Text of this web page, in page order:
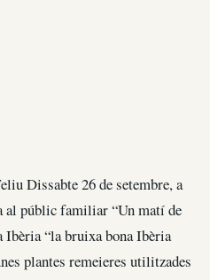
Dissabte 26 de setembre, a
al públic familiar “Un matí de
Ibèria “la bruixa bona Ibèria
plantes remeieres utilitzades